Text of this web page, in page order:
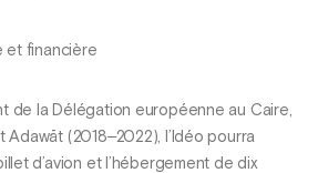
et financière
de la Délégation européenne au Caire,
(2018‒2022), l’Idéo pourra
d’avion et l’hébergement de dix